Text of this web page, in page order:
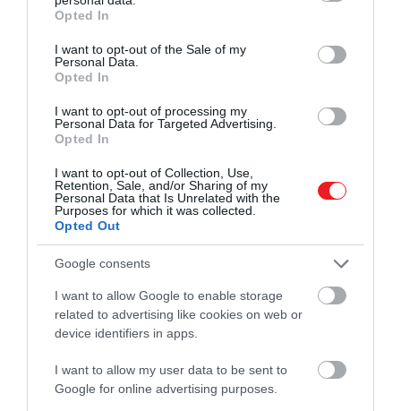
grant or deny consent to Google and its third-party tags to
use your data for below specified purposes in below Google
consent section.
Opted In
I want to opt-out of the Sale of my
Personal Data.
Opted In
I want to opt-out of processing my
Personal Data for Targeted Advertising.
Opted In
I want to opt-out of Collection, Use,
Retention, Sale, and/or Sharing of my
Personal Data that Is Unrelated with the
Purposes for which it was collected.
Opted Out
Google consents
I want to allow Google to enable storage
related to advertising like cookies on web or
device identifiers in apps.
I want to allow my user data to be sent to
Google for online advertising purposes.
vannak és mennyi
nyilatkozta
kimutatták, hogy a régióban élő farkasok egész
életük során naponta több mint 11,28 millirem
sugárzásnak vannak kitéve.
Ez több mint hatszorosa az emberi dolgozókra
háziasított farkasok élete, ahogy azt eddig
gondoltuk